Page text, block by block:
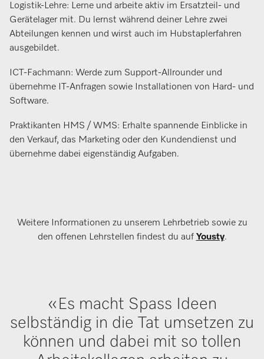
Logistik-Lehre: Lerne und arbeite aktiv im Ersatzteil- und
Gerätelager mit. Du lernst während deiner Lehre zwei
Abteilungen kennen und wirst auch im Hubstaplerfahren
ausgebildet.
ICT-Fachmann: Werde zum Support-Allrounder und
übernehme IT-Anfragen sowie Installationen von Hard- und
Software.
Praktikanten HMS / WMS: Erhalte spannende Einblicke in
den Verkauf, das Marketing oder den Kundendienst und
übernehme dabei eigenständig Aufgaben.
Weitere Informationen zu unserem Lehrbetrieb sowie zu
den offenen Lehrstellen findest du auf Yousty.
«Es macht Spass Ideen
selbständig in die Tat umsetzen zu
können und dabei mit so tollen